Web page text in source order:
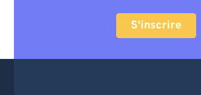
S'inscrire